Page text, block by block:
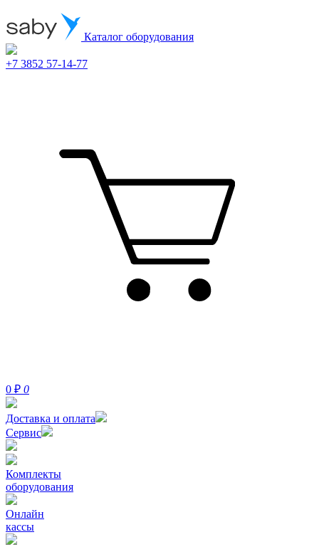
Каталог оборудования
+7 3852 57-14-77
0 ₽ 0
Доставка и оплата
Сервис
Комплекты
оборудования
Онлайн
кассы